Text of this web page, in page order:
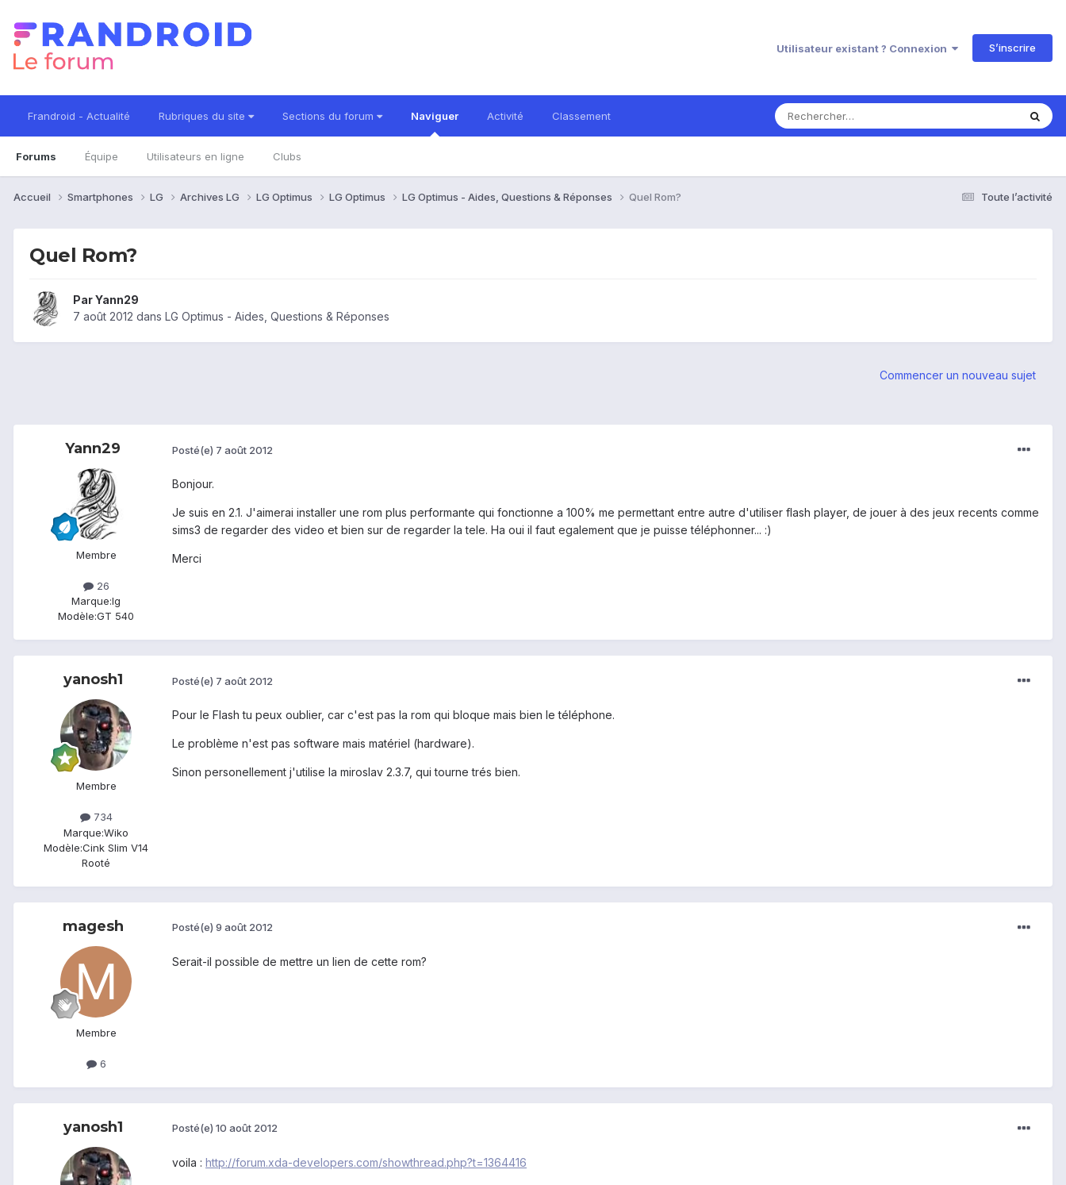
Utilisateur existant ? Connexion S’inscrire
Frandroid - Actualité Rubriques du site Sections du forum Naviguer
Forums Équipe Utilisateurs en ligne Clubs
Activité Classement
Toute l’activité
Accueil Smartphones LG Archives LG LG Optimus LG Optimus LG Optimus - Aides, Questions & Réponses Quel Rom?
Quel Rom?
ParYann29
7 août 2012 dans LG Optimus - Aides, Questions & Réponses
Commencer un nouveau sujet
Yann29
Membre
26
Marque:lg
Modèle:GT 540
Posté(e) 7 août 2012
Bonjour.
Je suis en 2.1. J'aimerai installer une rom plus performante qui fonctionne a 100% me permettant entre autre d'utiliser flash player, de jouer à des jeux recents comme
sims3 de regarder des video et bien sur de regarder la tele. Ha oui il faut egalement que je puisse téléphonner... :)
Merci
yanosh1
Membre
734
Marque:Wiko
Modèle:Cink Slim V14
Rooté
Posté(e) 7 août 2012
Pour le Flash tu peux oublier, car c'est pas la rom qui bloque mais bien le téléphone.
Le problème n'est pas software mais matériel (hardware).
Sinon personellement j'utilise la miroslav 2.3.7, qui tourne trés bien.
magesh
Membre
6
Posté(e) 9 août 2012
Serait-il possible de mettre un lien de cette rom?
yanosh1 Posté(e) 10 août 2012
voila : http://forum.xda-developers.com/showthread.php?t=1364416